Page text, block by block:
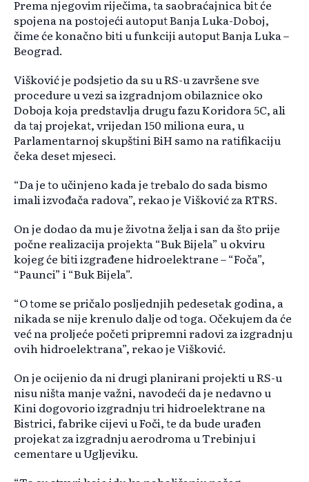
Prema njegovim riječima, ta saobraćajnica bit će
spojena na postojeći autoput Banja Luka-Doboj,
čime će konačno biti u funkciji autoput Banja Luka –
Beograd.
Višković je podsjetio da su u RS-u završene sve
procedure u vezi sa izgradnjom obilaznice oko
Doboja koja predstavlja drugu fazu Koridora 5C, ali
da taj projekat, vrijedan 150 miliona eura, u
Parlamentarnoj skupštini BiH samo na ratifikaciju
čeka deset mjeseci.
“Da je to učinjeno kada je trebalo do sada bismo
imali izvođača radova”, rekao je Višković za RTRS.
On je dodao da mu je životna želja i san da što prije
počne realizacija projekta “Buk Bijela” u okviru
kojeg će biti izgrađene hidroelektrane – “Foča”,
“Paunci” i “Buk Bijela”.
“O tome se pričalo posljednjih pedesetak godina, a
nikada se nije krenulo dalje od toga. Očekujem da će
već na proljeće početi pripremni radovi za izgradnju
ovih hidroelektrana”, rekao je Višković.
On je ocijenio da ni drugi planirani projekti u RS-u
nisu ništa manje važni, navodeći da je nedavno u
Kini dogovorio izgradnju tri hidroelektrane na
Bistrici, fabrike cijevi u Foči, te da bude urađen
projekat za izgradnju aerodroma u Trebinju i
cementare u Ugljeviku.